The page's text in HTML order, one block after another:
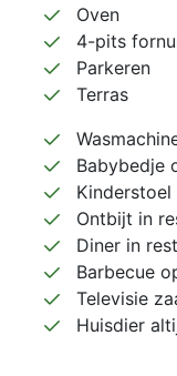
Oven
4-pits
Parkeren
Terras
Babybedje
Ontbijt in
Diner in
Barbecue
Televisie
Huisdier